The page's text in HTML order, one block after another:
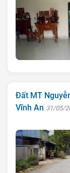
Đất MT
Vĩnh An 31/05/